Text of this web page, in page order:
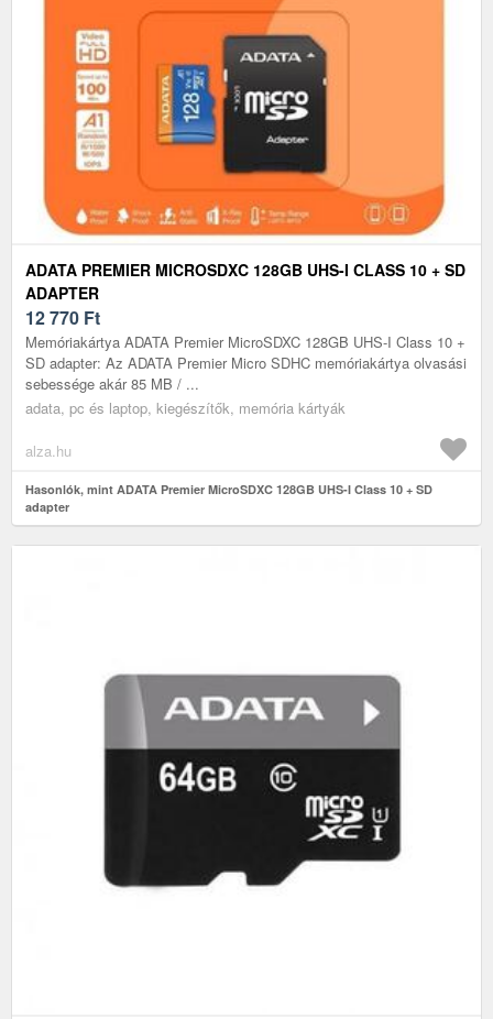
ADATA PREMIER MICROSDXC 128GB UHS-I CLASS 10 + SD
ADAPTER
12 770 Ft
Memóriakártya ADATA Premier MicroSDXC 128GB UHS-I Class 10 +
SD adapter: Az ADATA Premier Micro SDHC memóriakártya olvasási
sebessége akár 85 MB / ...
adata, pc és laptop, kiegészítők, memória kártyák
alza.hu
Hasonlók, mint ADATA Premier MicroSDXC 128GB UHS-I Class 10 + SD
adapter